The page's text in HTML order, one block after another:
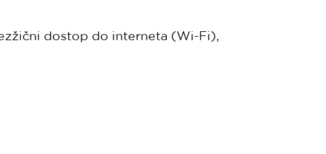
dostop do interneta (Wi-Fi),